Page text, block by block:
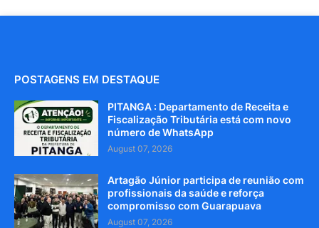
POSTAGENS EM DESTAQUE
PITANGA : Departamento de Receita e
Fiscalização Tributária está com novo
número de WhatsApp
August 07, 2026
Artagão Júnior participa de reunião com
profissionais da saúde e reforça
compromisso com Guarapuava
August 07, 2026